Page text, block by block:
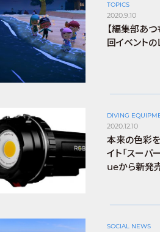
TOPICS
2020.9.10
【編集部あ
回イベントの
DIVING
2020.12.10
本来の色彩
イト「スーパ
ueから新発売
SOCIAL NEWS